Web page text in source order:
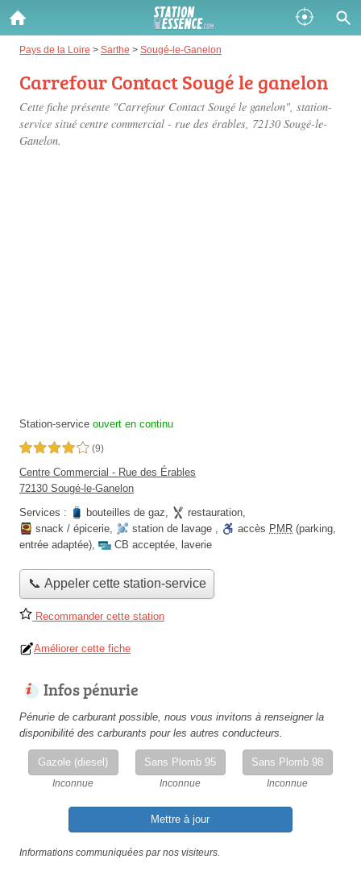
Pays de la Loire > Sarthe > Sougé-le-Ganelon
Carrefour Contact Sougé le ganelon
Cette fiche présente "Carrefour Contact Sougé le ganelon", station-
service situé centre commercial - rue des érables, 72130 Sougé-le-
Ganelon.
Station-service ouvert en continu
4,0 étoiles sur 5 (9)
Centre Commercial - Rue des Érables
72130 Sougé-le-Ganelon
Services :
bouteilles de gaz, restauration,
snack / épicerie, station de lavage , accès PMR (parking,
entrée adaptée), CB acceptée, laverie
📞 Appeler cette station-service
Recommander cette station
Améliorer cette fiche
Infos pénurie
Pénurie de carburant possible, nous vous invitons à renseigner la
disponibilité des carburants pour les autres conducteurs.
Gazole (diesel)
Inconnue
Sans Plomb 95
Inconnue
Sans Plomb 98
Inconnue
Mettre à jour
Informations communiquées par nos visiteurs.
Gazole :
Disponible Épuisé
SP 98 :